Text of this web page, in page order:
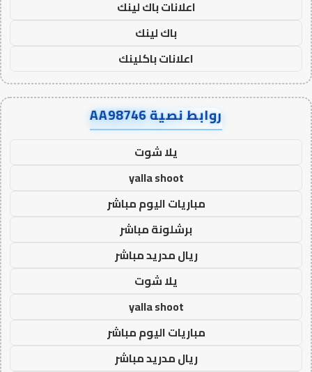
اعلانات باك لينك
باك لينك
اعلانات باكلينك
روابط نصية AA98746
يلا شوت
yalla shoot
مباريات اليوم مباشر
برشلونة مباشر
ريال مدريد مباشر
يلا شوت
yalla shoot
مباريات اليوم مباشر
ريال مدريد مباشر